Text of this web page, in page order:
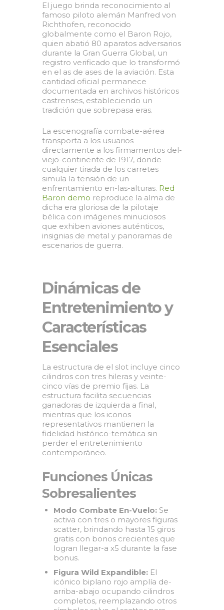
El juego brinda reconocimiento al
famoso piloto alemán Manfred von
Richthofen, reconocido
globalmente como el Baron Rojo,
quien abatió 80 aparatos adversarios
durante la Gran Guerra Global, un
registro verificado que lo transformó
en el as de ases de la aviación. Esta
cantidad oficial permanece
documentada en archivos históricos
castrenses, estableciendo un
tradición que sobrepasa eras.
La escenografía combate-aérea
transporta a los usuarios
directamente a los firmamentos del-
viejo-continente de 1917, donde
cualquier tirada de los carretes
simula la tensión de un
enfrentamiento en-las-alturas. Red
Baron demo reproduce la alma de
dicha era gloriosa de la pilotaje
bélica con imágenes minuciosos
que exhiben aviones auténticos,
insignias de metal y panoramas de
escenarios de guerra.
Dinámicas de
Entretenimiento y
Características
Esenciales
La estructura de el slot incluye cinco
cilindros con tres hileras y veinte-
cinco vías de premio fijas. La
estructura facilita secuencias
ganadoras de izquierda a final,
mientras que los iconos
representativos mantienen la
fidelidad histórico-temática sin
perder el entretenimiento
contemporáneo.
Funciones Únicas
Sobresalientes
Modo Combate En-Vuelo:Se
activa con tres o mayores figuras
scatter, brindando hasta 15 giros
gratis con bonos crecientes que
logran llegar-a x5 durante la fase
bonus.
Figura Wild Expandible:El
icónico biplano rojo amplía de-
arriba-abajo ocupando cilindros
completos, reemplazando otros